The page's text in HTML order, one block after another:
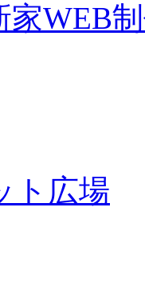
家WEB
ト広場